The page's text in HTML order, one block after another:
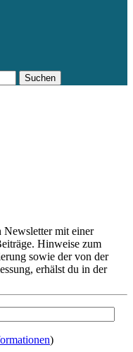
Newsletter mit einer
Hinweise zum
sowie der von der
erhälst du in der
)